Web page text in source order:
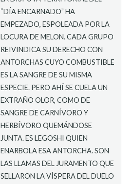
“DÍA ENCARNADO” HA
EMPEZADO, ESPOLEADA POR LA
LOCURA DE MELON. CADA GRUPO
REIVINDICA SU DERECHO CON
ANTORCHAS CUYO COMBUSTIBLE
ES LA SANGRE DE SU MISMA
ESPECIE. PERO AHÍ SE CUELA UN
EXTRAÑO OLOR, COMO DE
SANGRE DE CARNÍVORO Y
HERBÍVORO QUEMÁNDOSE
JUNTA. ES LEGOSHI QUIEN
ENARBOLA ESA ANTORCHA. SON
LAS LLAMAS DEL JURAMENTO QUE
SELLARON LA VÍSPERA DEL DUELO